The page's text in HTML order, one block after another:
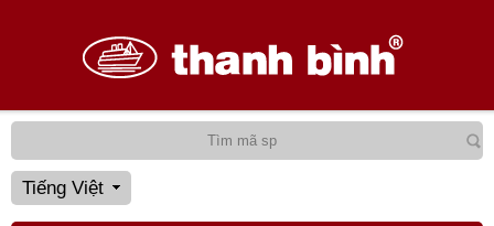
Tiếng Việt